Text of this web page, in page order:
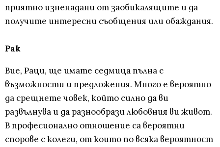
приятно изненадани от заобикалящите и да
получите интересни съобщения или обаждания.
Рак
Вие, Раци, ще имате седмица пълна с
възможности и предложения. Много е вероятно
да срещнете човек, който силно да ви
развълнува и да разнообрази любовния ви живот.
В професионално отношение са вероятни
спорове с колеги, от които по всяка вероятност